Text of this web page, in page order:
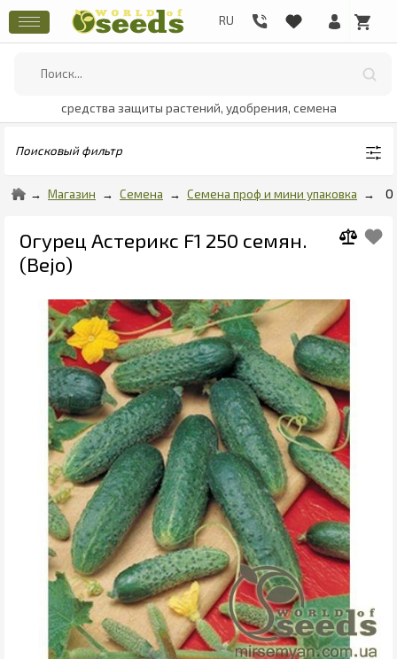
средства защиты растений, удобрения, семена
Поисковый фильтр
Магазин Семена Семена проф и мини упаковка
Огурец Астерикс F1 250 семян.
(Bejo)